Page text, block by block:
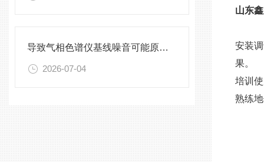
导致气相色谱仪基线噪音可能原因有哪些
2026-07-04
山东
安装
果。
培训
熟练